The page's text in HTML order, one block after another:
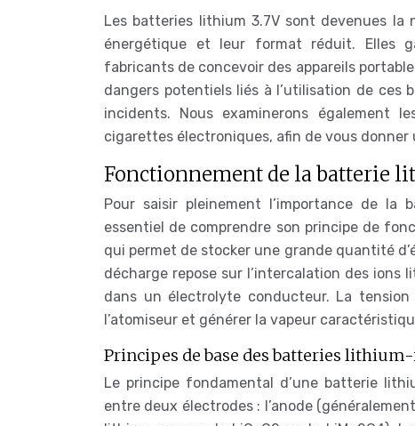
Les batteries lithium 3.7V sont devenues
énergétique et leur format réduit. Elles
fabricants de concevoir des appareils
dangers potentiels liés à l’utilisation de ces
incidents. Nous examinerons également
cigarettes électroniques, afin de vous donner
Fonctionnement de la batterie
Pour saisir pleinement l’importance de
essentiel de comprendre son principe de
qui permet de stocker une grande quantité
décharge repose sur l’intercalation des ions
dans un électrolyte conducteur. La
l’atomiseur et générer la vapeur
Principes de base des batteries
Le principe fondamental d’une batterie
entre deux électrodes : l’anode